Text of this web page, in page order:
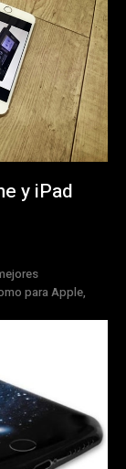
y iPad
para Apple,